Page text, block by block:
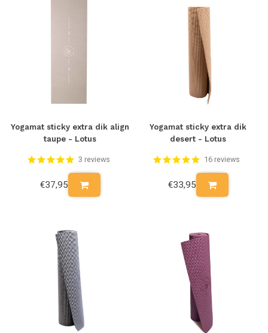
Yogamat sticky extra dik align
taupe - Lotus
3 reviews
€37,95
Yogamat sticky extra dik
desert - Lotus
16 reviews
€33,95